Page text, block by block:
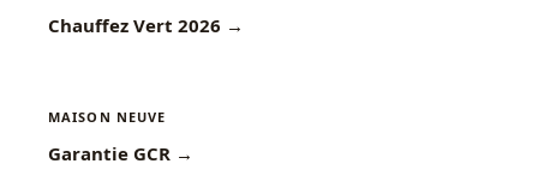
Chauffez Vert 2026 →
MAISON NEUVE
Garantie GCR →